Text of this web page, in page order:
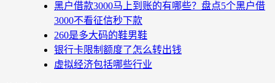
黑户借款3000马上到账的有哪些？盘点5个黑户借
3000不看征信秒下款
260是多大码的鞋男鞋
银行卡限制额度了怎么转出钱
虚拟经济包括哪些行业